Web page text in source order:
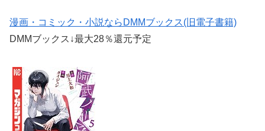
漫画・コミック・小説ならDMMブックス(旧電子書籍)
DMMブックス↓最大28％還元予定